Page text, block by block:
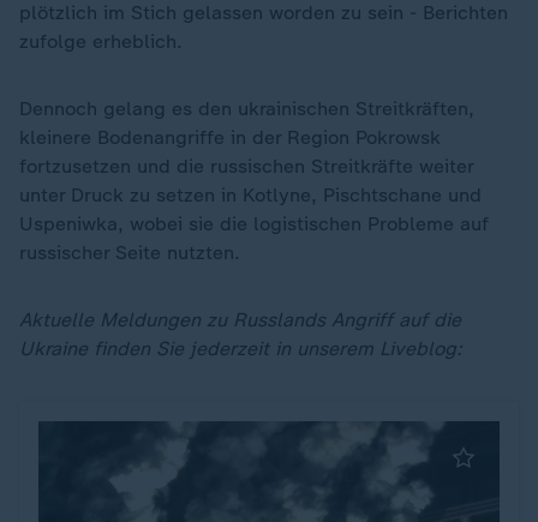
plötzlich im Stich gelassen worden zu sein - Berichten
zufolge erheblich.
Dennoch gelang es den ukrainischen Streitkräften,
kleinere Bodenangriffe in der Region Pokrowsk
fortzusetzen und die russischen Streitkräfte weiter
unter Druck zu setzen in Kotlyne, Pischtschane und
Uspeniwka, wobei sie die logistischen Probleme auf
russischer Seite nutzten.
Aktuelle Meldungen zu Russlands Angriff auf die
Ukraine finden Sie jederzeit in unserem Liveblog: